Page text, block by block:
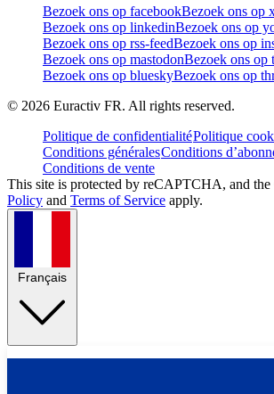
Bezoek ons op facebookBezoek ons op
Bezoek ons op linkedinBezoek ons op
Bezoek ons op rss-feedBezoek ons op
Bezoek ons op mastodonBezoek ons op
Bezoek ons op blueskyBezoek ons op
© 2026 Euractiv FR. All rights reserved.
Politique de confidentialitéPolitique
Conditions généralesConditions
Conditions de vente
This site is protected by reCAPTCHA, and the
Policy and Terms of Service apply.
Français